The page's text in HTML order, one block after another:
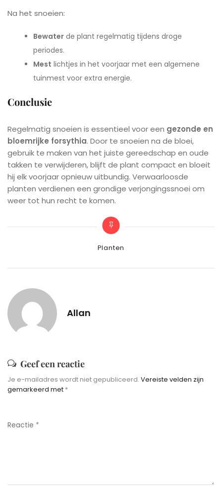
Na het snoeien:
Bewater de plant regelmatig tijdens droge
periodes.
Mest lichtjes in het voorjaar met een algemene
tuinmest voor extra energie.
Conclusie
Regelmatig snoeien is essentieel voor een gezonde en
bloemrijke forsythia. Door te snoeien na de bloei,
gebruik te maken van het juiste gereedschap en oude
takken te verwijderen, blijft de plant compact en bloeit
hij elk voorjaar opnieuw uitbundig. Verwaarloosde
planten verdienen een grondige verjongingssnoei om
weer tot hun recht te komen.
Categories
Planten
Allan
Geef een reactie
Je e-mailadres wordt niet gepubliceerd. Vereiste velden zijn
gemarkeerd met *
Reactie *